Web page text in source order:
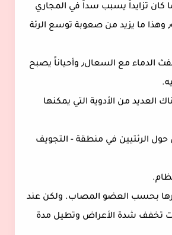
كان تزايداً يسبب سداً في المجاري
الرئيسية للهواء٫ كما ان سرطان الرئة قد يؤدي لتراكم السوائل حول الرئة٫ وهذا ما يزيد من صعوبة توسع الرئة
- قد يسبب سرطان الرئة النزيف في مجرى الهواء٫ مما يجعل المريض ينفث الدماء مع السعال٫ وأحياناً يصبح
العديد من الأدوية التي يمكنها
حول الرئتيين في منطقة - التجويف
بحسب العضو المصاب. ولكن عند
تخفف شدة الأعراض وتطيل مدة